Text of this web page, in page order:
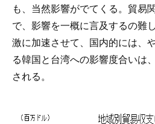
も、当然影響がでてくる。貿易
で、影響を一概に言及するの難
激に加速させて、国内的には、
る韓国と台湾への影響度合いは
される。